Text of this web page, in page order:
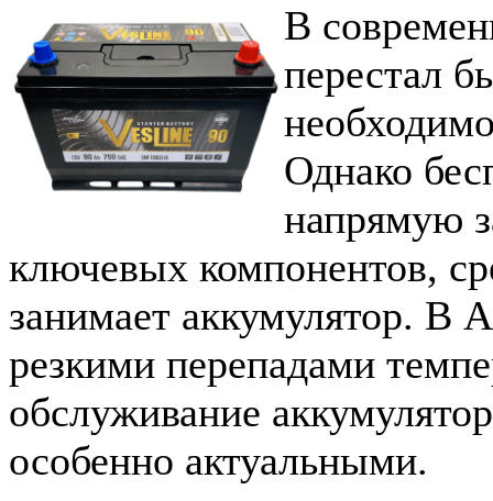
В
перестал
Однако
напрямую
ключевых компонентов,
занимает аккумулятор. В
резкими перепадами
обслуживание
особенно актуальными.